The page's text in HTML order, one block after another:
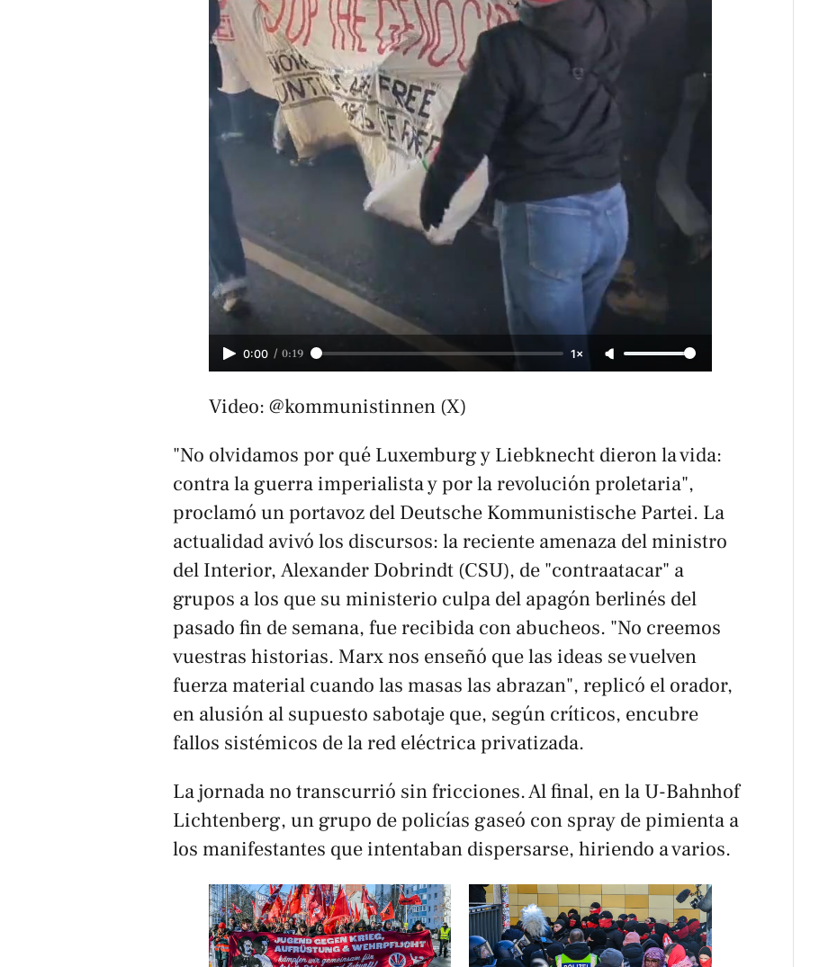
0:00 / 0:19 1×
Video: @kommunistinnen (X)
"No olvidamos por qué Luxemburg y Liebknecht dieron la vida:
contra la guerra imperialista y por la revolución proletaria",
proclamó un portavoz del Deutsche Kommunistische Partei. La
actualidad avivó los discursos: la reciente amenaza del ministro
del Interior, Alexander Dobrindt (CSU), de "contraatacar" a
grupos a los que su ministerio culpa del apagón berlinés del
pasado fin de semana, fue recibida con abucheos. "No creemos
vuestras historias. Marx nos enseñó que las ideas se vuelven
fuerza material cuando las masas las abrazan", replicó el orador,
en alusión al supuesto sabotaje que, según críticos, encubre
fallos sistémicos de la red eléctrica privatizada.
La jornada no transcurrió sin fricciones. Al final, en la U-Bahnhof
Lichtenberg, un grupo de policías gaseó con spray de pimienta a
los manifestantes que intentaban dispersarse, hiriendo a varios.